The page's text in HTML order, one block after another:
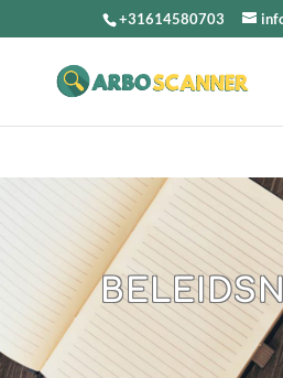
+31614580703